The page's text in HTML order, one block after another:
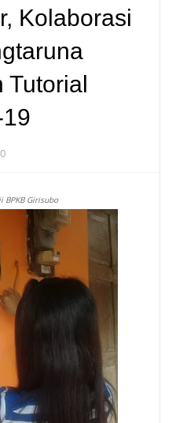
Kolaborasi
Tutorial
BPKB Girisubo